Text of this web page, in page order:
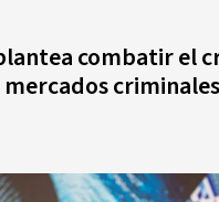
combatir el